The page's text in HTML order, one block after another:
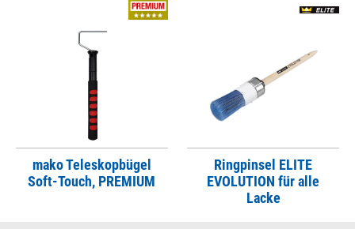
mako Teleskopbügel
Soft-Touch, PREMIUM
Ringpinsel ELITE
EVOLUTION für alle
Lacke